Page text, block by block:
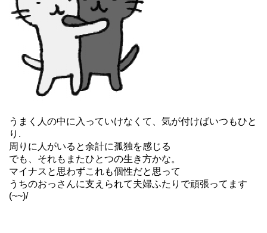
うまく人の中に入っていけなくて、気が付けばいつもひと
り.
周りに人がいると余計に孤独を感じる
でも、それもまたひとつの生き方かな。
マイナスと思わずこれも個性だと思って
うちのおっさんに支えられて夫婦ふたりで頑張ってます
(~~)/